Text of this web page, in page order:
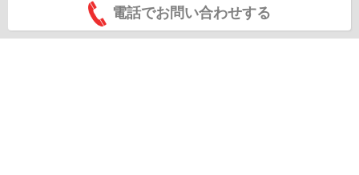
電話でお問い合わせする